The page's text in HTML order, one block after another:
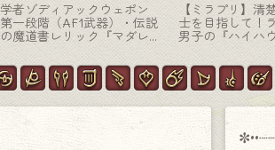
極エメラルドウェポン破壊
作戦・緑の一角ドラゴンマ
ウント『エメラルドグイベ
蝶が舞う光るテ
のガンブレイカ
ェアリーキング